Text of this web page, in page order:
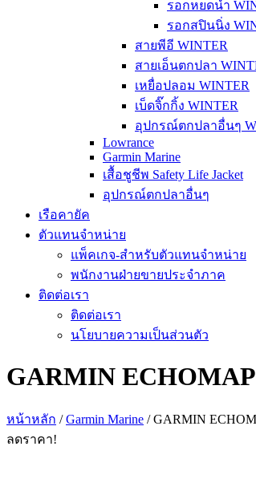
รอกหยดน้ำ
รอกสปินนิ่ง
สายพีอี WINTER
สายเอ็นตกปลา
เหยื่อปลอม WINTER
เบ็ดจิ๊กกิ้ง WINTER
อุปกรณ์ตกปลาอื่นๆ
Lowrance
Garmin Marine
เสื้อชูชีพ Safety Life Jacket
อุปกรณ์ตกปลาอื่นๆ
เรือคายัค
ตัวแทนจำหน่าย
แพ็คเกจ-สำหรับตัวแทนจำหน่าย
พนักงานฝ่ายขายประจำภาค
ติดต่อเรา
ติดต่อเรา
นโยบายความเป็นส่วนตัว
GARMIN
หน้าหลัก /Garmin Marine / GARMIN
ลดราคา!